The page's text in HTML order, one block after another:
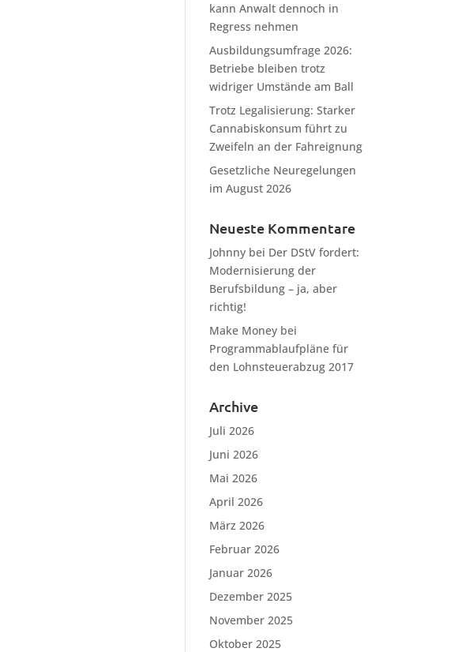
kann Anwalt dennoch in
Regress nehmen
Ausbildungsumfrage 2026:
Betriebe bleiben trotz
widriger Umstände am Ball
Trotz Legalisierung: Starker
Cannabiskonsum führt zu
Zweifeln an der Fahreignung
Gesetzliche Neuregelungen
im August 2026
Neueste Kommentare
Johnny bei Der DStV fordert:
Modernisierung der
Berufsbildung – ja, aber
richtig!
Make Money bei
Programmablaufpläne für
den Lohnsteuerabzug 2017
Archive
Juli 2026
Juni 2026
Mai 2026
April 2026
März 2026
Februar 2026
Januar 2026
Dezember 2025
November 2025
Oktober 2025